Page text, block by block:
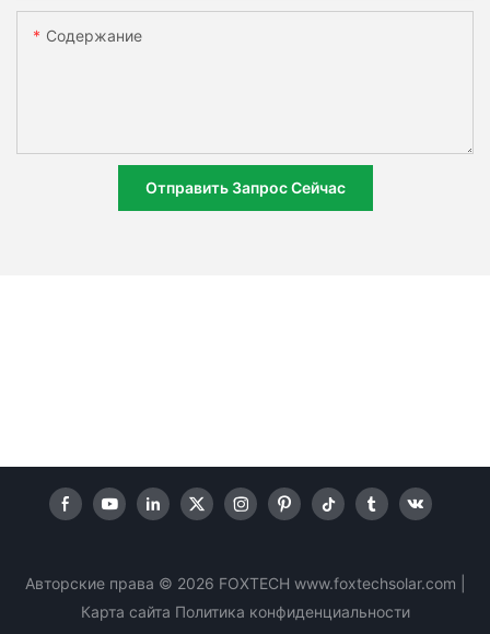
Содержание
Отправить Запрос Сейчас
Авторские права © 2026 FOXTECH www.foxtechsolar.com
Карта сайта Политика конфиденциальности